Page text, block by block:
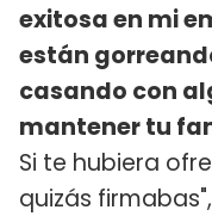
exitosa en mi
están
casando con
mantener tu
Si te hubiera
quizás